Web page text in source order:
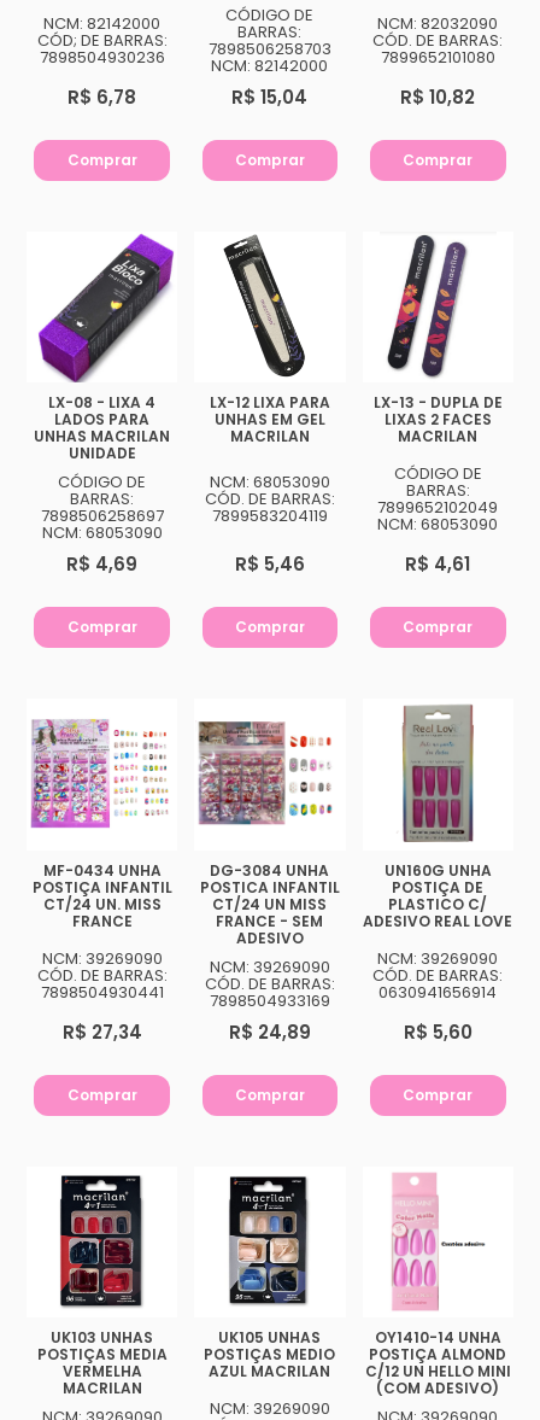
NCM: 82142000
CÓD; DE BARRAS:
7898504930236
R$ 6,78
Comprar
CÓDIGO DE
BARRAS:
7898506258703
NCM: 82142000
R$ 15,04
Comprar
NCM: 82032090
CÓD. DE BARRAS:
7899652101080
R$ 10,82
Comprar
LX-08 - LIXA 4
LADOS PARA
UNHAS MACRILAN
UNIDADE
CÓDIGO DE
BARRAS:
7898506258697
NCM: 68053090
R$ 4,69
Comprar
LX-12 LIXA PARA
UNHAS EM GEL
MACRILAN
NCM: 68053090
CÓD. DE BARRAS:
7899583204119
R$ 5,46
Comprar
LX-13 - DUPLA DE
LIXAS 2 FACES
MACRILAN
CÓDIGO DE
BARRAS:
7899652102049
NCM: 68053090
R$ 4,61
Comprar
MF-0434 UNHA
POSTIÇA INFANTIL
CT/24 UN. MISS
FRANCE
NCM: 39269090
CÓD. DE BARRAS:
7898504930441
R$ 27,34
Comprar
DG-3084 UNHA
POSTICA INFANTIL
CT/24 UN MISS
FRANCE - SEM
ADESIVO
NCM: 39269090
CÓD. DE BARRAS:
7898504933169
R$ 24,89
Comprar
UN160G UNHA
POSTIÇA DE
PLASTICO C/
ADESIVO REAL LOVE
NCM: 39269090
CÓD. DE BARRAS:
0630941656914
R$ 5,60
Comprar
UK103 UNHAS
POSTIÇAS MEDIA
VERMELHA
MACRILAN
UK105 UNHAS
POSTIÇAS MEDIO
AZUL MACRILAN
NCM: 39269090
OY1410-14 UNHA
POSTIÇA ALMOND
C/12 UN HELLO MINI
(COM ADESIVO)